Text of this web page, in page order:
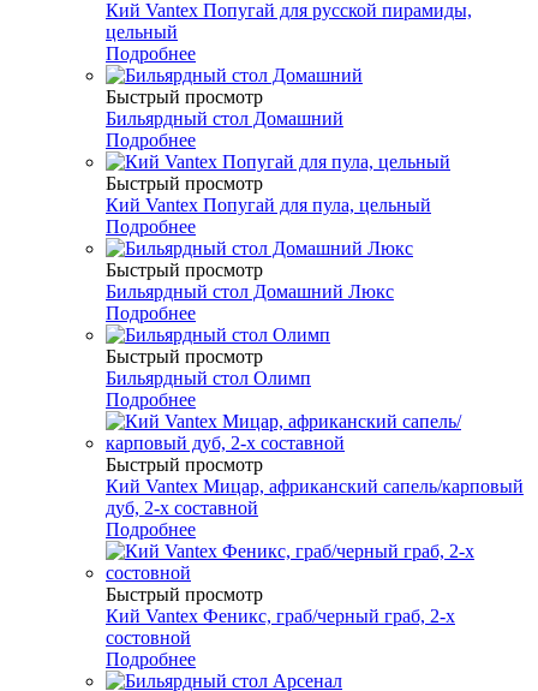
Кий Vantex Попугай для русской пирамиды,
цельный
Подробнее
Быстрый просмотр
Бильярдный стол Домашний
Подробнее
Быстрый просмотр
Кий Vantex Попугай для пула, цельный
Подробнее
Быстрый просмотр
Бильярдный стол Домашний Люкс
Подробнее
Быстрый просмотр
Бильярдный стол Олимп
Подробнее
Быстрый просмотр
Кий Vantex Мицар, африканский сапель/карповый
дуб, 2-х составной
Подробнее
Быстрый просмотр
Кий Vantex Феникс, граб/черный граб, 2-х
состовной
Подробнее